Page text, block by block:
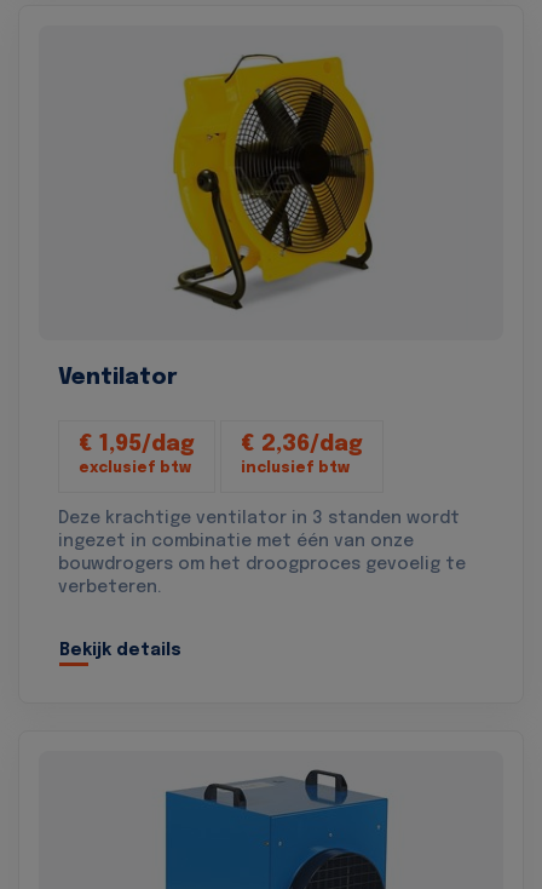
Ventilator
€ 1,95/dag
exclusief btw
€ 2,36/dag
inclusief btw
Deze krachtige ventilator in 3 standen wordt
ingezet in combinatie met één van onze
bouwdrogers om het droogproces gevoelig te
verbeteren.
Bekijk details